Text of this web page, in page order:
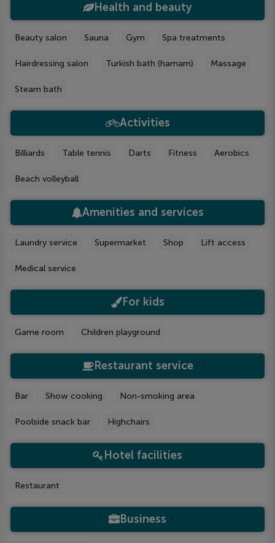
Health and beauty
Beauty salon Sauna Gym Spa treatments
Hairdressing salon Turkish bath (hamam) Massage
Steam bath
Activities
Billiards Table tennis Darts Fitness Aerobics
Beach volleyball
Amenities and services
Laundry service Supermarket Shop Lift access
Medical service
For kids
Game room Children playground
Restaurant service
Bar Show cooking Non-smoking area
Poolside snack bar Highchairs
Hotel facilities
Restaurant
Business